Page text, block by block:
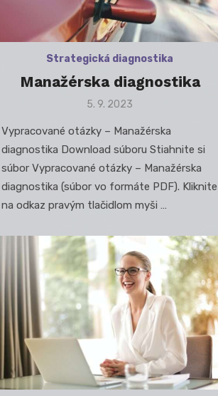
Strategická diagnostika
Manažérska diagnostika
Posted
5. 9. 2023
Vypracované otázky – Manažérska
diagnostika Download súboru Stiahnite si
súbor Vypracované otázky – Manažérska
diagnostika (súbor vo formáte PDF). Kliknite
na odkaz pravým tlačidlom myši …